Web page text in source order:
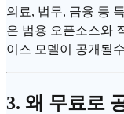
의료, 법무, 금융 등
은 범용 오픈소스와
이스 모델이 공개될
3. 왜 무료로